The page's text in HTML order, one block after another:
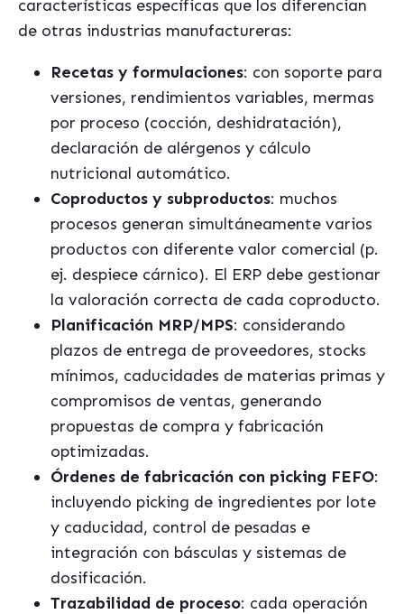
características específicas que los diferencian
de otras industrias manufactureras:
Recetas y formulaciones: con soporte para
versiones, rendimientos variables, mermas
por proceso (cocción, deshidratación),
declaración de alérgenos y cálculo
nutricional automático.
Coproductos y subproductos: muchos
procesos generan simultáneamente varios
productos con diferente valor comercial (p.
ej. despiece cárnico). El ERP debe gestionar
la valoración correcta de cada coproducto.
Planificación MRP/MPS: considerando
plazos de entrega de proveedores, stocks
mínimos, caducidades de materias primas y
compromisos de ventas, generando
propuestas de compra y fabricación
optimizadas.
Órdenes de fabricación con picking FEFO:
incluyendo picking de ingredientes por lote
y caducidad, control de pesadas e
integración con básculas y sistemas de
dosificación.
Trazabilidad de proceso: cada operación